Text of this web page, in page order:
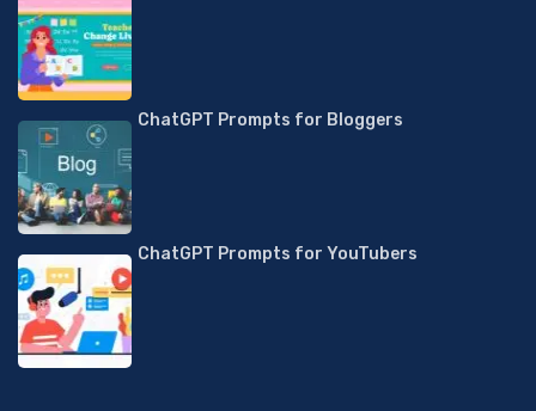
ChatGPT Prompts for Bloggers
ChatGPT Prompts for YouTubers